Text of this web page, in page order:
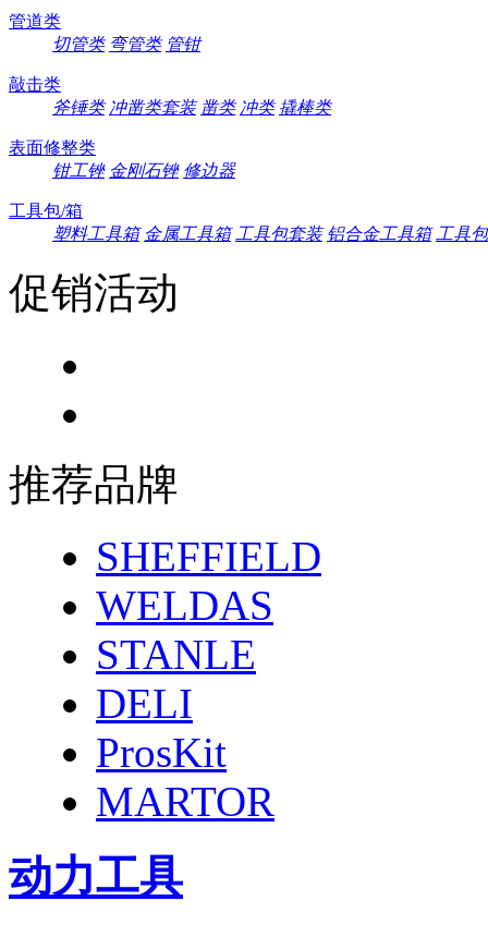
管道类
切管类 弯管类 管钳
敲击类
斧锤类 冲凿类套装 凿类 冲类 撬棒类
表面修整类
钳工锉 金刚石锉 修边器
工具包/箱
塑料工具箱 金属工具箱 工具包套装 铝合金工具箱 工具包
促销活动
推荐品牌
SHEFFIELD
WELDAS
STANLE
DELI
ProsKit
MARTOR
动力工具